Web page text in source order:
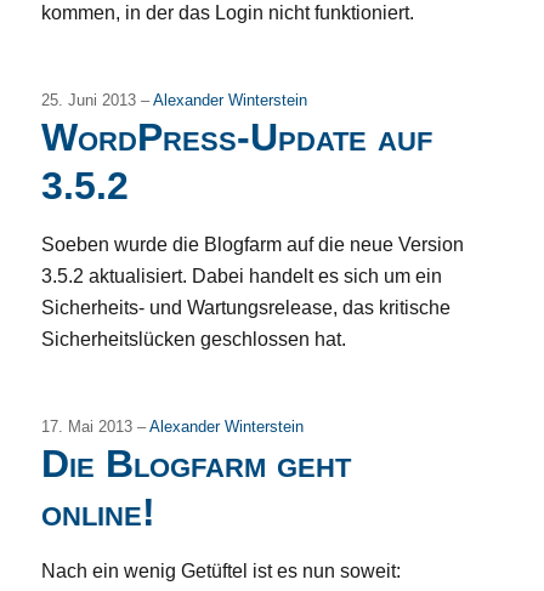
kommen, in der das Login nicht funktioniert.
25. Juni 2013 –Alexander Winterstein
WordPress-Update auf
3.5.2
Soeben wurde die Blogfarm auf die neue Version
3.5.2 aktualisiert. Dabei handelt es sich um ein
Sicherheits- und Wartungsrelease, das kritische
Sicherheitslücken geschlossen hat.
17. Mai 2013 –Alexander Winterstein
Die Blogfarm geht
online!
Nach ein wenig Getüftel ist es nun soweit: